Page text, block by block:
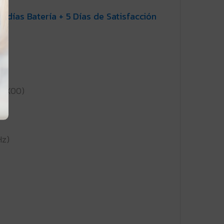
días Batería + 5 Días de Satisfacción